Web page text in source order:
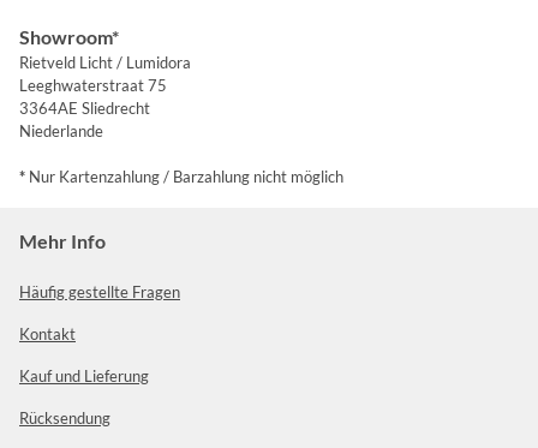
Showroom*
Rietveld Licht / Lumidora
Leeghwaterstraat 75
3364AE Sliedrecht
Niederlande
* Nur Kartenzahlung / Barzahlung nicht möglich
Mehr Info
Häufig gestellte Fragen
Kontakt
Kauf und Lieferung
Rücksendung